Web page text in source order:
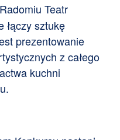
Teatr
łączy sztukę
prezentowanie
z całego
kuchni